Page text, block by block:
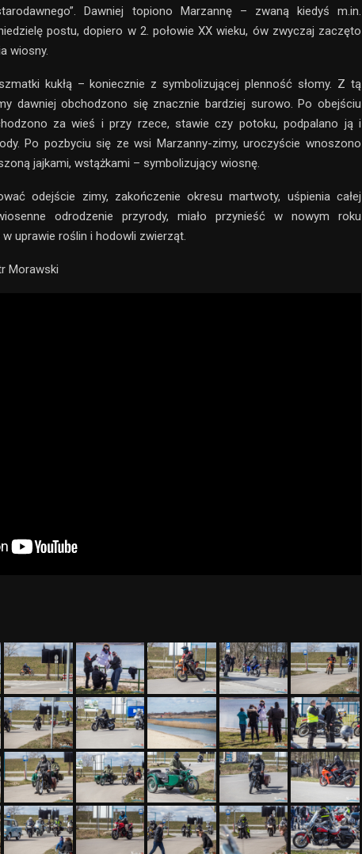
Dawniej topiono Marzannę – zwaną kiedyś m.in.
postu, dopiero w 2. połowie XX wieku, ów zwyczaj zaczęto
wiosny.
kukłą – koniecznie z symbolizującej plenność słomy. Z tą
dawniej obchodzono się znacznie bardziej surowo. Po obejściu
za wieś i przy rzece, stawie czy potoku, podpalano ją i
Po pozbyciu się ze wsi Marzanny-zimy, uroczyście wnoszono
jajkami, wstążkami – symbolizujący wiosnę.
odejście zimy, zakończenie okresu martwoty, uśpienia całej
odrodzenie przyrody, miało przynieść w nowym roku
uprawie roślin i hodowli zwierząt.
Morawski